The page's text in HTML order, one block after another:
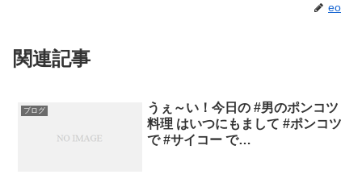
eo
関連記事
ブログ
うぇ～い！今日の #男のポンコツ
料理 はいつにもまして #ポンコツ
で #サイコー で…